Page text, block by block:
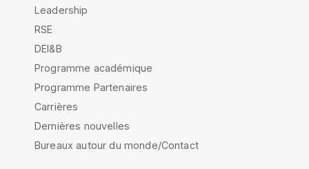
Leadership
RSE
DEI&B
Programme académique
Programme Partenaires
Carrières
Dernières nouvelles
Bureaux autour du monde/Contact